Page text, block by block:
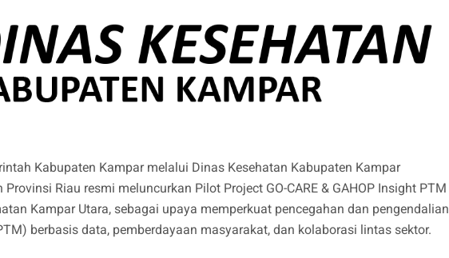
Kabupaten Kampar melalui Dinas Kesehatan Kabupaten Kampar
Riau resmi meluncurkan Pilot Project GO-CARE & GAHOP Insight PTM
Kampar Utara, sebagai upaya memperkuat pencegahan dan pengendalian
berbasis data, pemberdayaan masyarakat, dan kolaborasi lintas sektor.